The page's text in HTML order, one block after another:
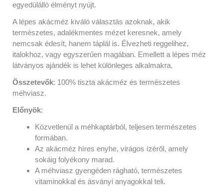
egyedülálló élményt nyújt.
A lépes akácméz kiváló választás azoknak, akik
természetes, adalékmentes mézet keresnek, amely
nemcsak édesít, hanem táplál is. Élvezheti reggelihez,
italokhoz, vagy egyszerűen magában. Emellett a lépes méz
látványos ajándék is lehet különleges alkalmakra.
Összetevők: 100% tiszta akácméz és természetes
méhviasz.
Előnyök:
Közvetlenül a méhkaptárból, teljesen természetes
formában.
Az akácméz híres enyhe, virágos ízéről, amely
sokáig folyékony marad.
A méhviasz gyengéden rágható, természetes
vitaminokkal és ásványi anyagokkal teli.